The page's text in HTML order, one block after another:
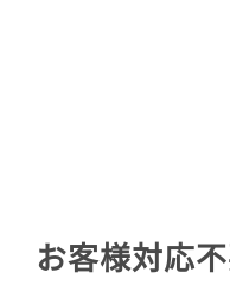
お客様対応